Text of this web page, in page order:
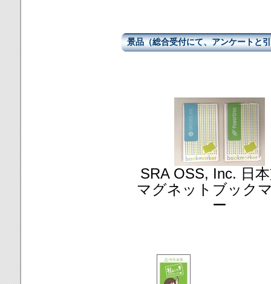
景品（総合受付にて、アンケートと
SRA OSS, Inc. 日
マグネットブック
ー